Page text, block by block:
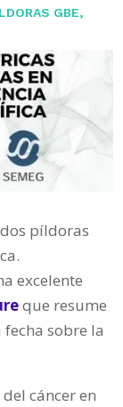
GBE,
píldoras
excelente
que resume
sobre la
cáncer en